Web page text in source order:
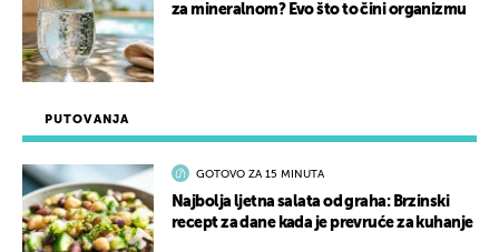
PUTOVANJA
GOTOVO ZA 15 MINUTA
Najbolja ljetna salata od graha: Brzinski
recept za dane kada je prevruće za kuhanje
za mineralnom? Evo što to čini organizmu